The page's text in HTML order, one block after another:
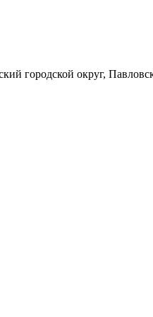
городской округ,